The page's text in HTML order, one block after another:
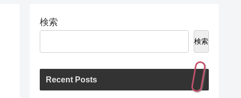
検索
検索
Recent Posts